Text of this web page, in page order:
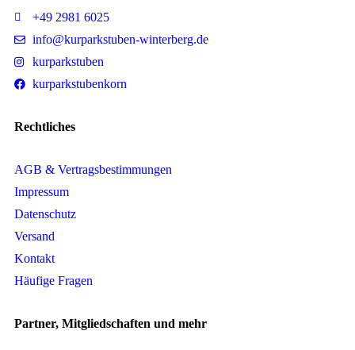
+49 2981 6025
info@kurparkstuben-winterberg.de
kurparkstuben
kurparkstubenkorn
Rechtliches
AGB & Vertragsbestimmungen
Impressum
Datenschutz
Versand
Kontakt
Häufige Fragen
Partner, Mitgliedschaften und mehr